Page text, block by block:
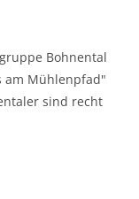
Bohnental
am Mühlenpfad"
sind recht